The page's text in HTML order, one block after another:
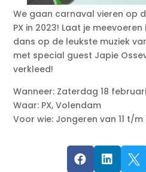
We gaan carnaval vieren op
PX in 2023! Laat je
dans op de leukste muziek
met special guest Japie
verkleed!
Wanneer: Zaterdag 18
Waar: PX, Volendam
Voor wie: Jongeren van 11 t/m
  